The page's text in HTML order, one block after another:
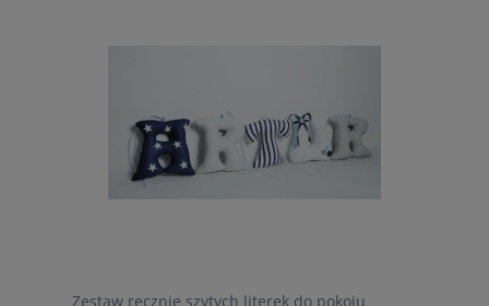
Zestaw ręcznie szytych literek do pokoju